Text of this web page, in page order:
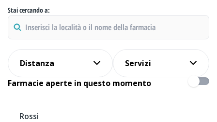
Stai cercando a:
Distanza
Servizi
Farmacie aperte in questo momento
Rossi